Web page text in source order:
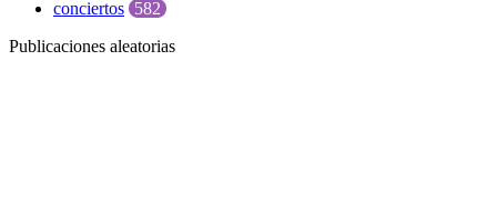
conciertos 582
Publicaciones aleatorias